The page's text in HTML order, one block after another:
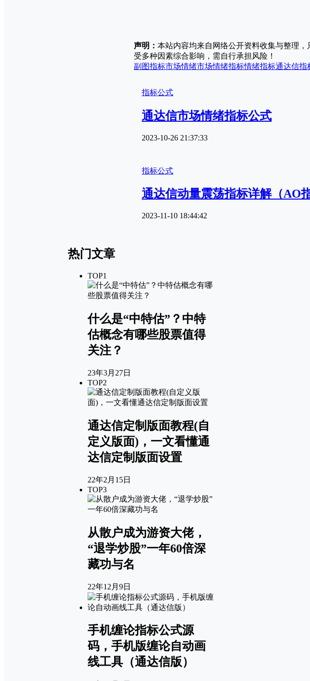
声明： 本站内容均来自网络公开资料收集与整理
受多种因素综合影响，需自行承担风险！
副图指标市场情绪市场情绪指标情绪指标通达信指
指标公式
通达信市场情绪指标公式
2023-10-26 21:37:33
指标公式
通达信动量震荡指标详解（AO指
2023-11-10 18:44:42
热门文章
TOP1
什么是“中特估”？中特
估概念有哪些股票值得
关注？
23年3月27日
TOP2
通达信定制版面教程(自
定义版面)，一文看懂通
达信定制版面设置
22年2月15日
TOP3
从散户成为游资大佬，
“退学炒股”一年60倍深
藏功与名
22年12月9日
手机缠论指标公式源
码，手机版缠论自动画
线工具（通达信版）